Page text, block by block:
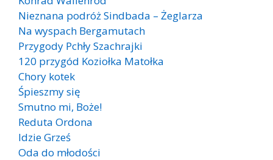
Nieznana podróż Sindbada – Żeglarza
Na wyspach Bergamutach
Przygody Pchły Szachrajki
120 przygód Koziołka Matołka
Chory kotek
Śpieszmy się
Smutno mi, Boże!
Reduta Ordona
Idzie Grześ
Oda do młodości